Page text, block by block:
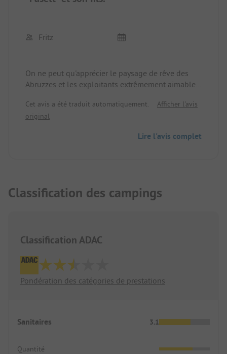
Fritz
On ne peut qu'apprécier le paysage de rêve des
Abruzzes et les exploitants extrêmement aimables.
quelque chose de très spécial !
Cet avis a été traduit automatiquement.
Afficher l'avis
original
Lire l'avis complet
Classification des campings
Classification ADAC
Pondération des catégories de prestations
Sanitaires 3.1
Quantité